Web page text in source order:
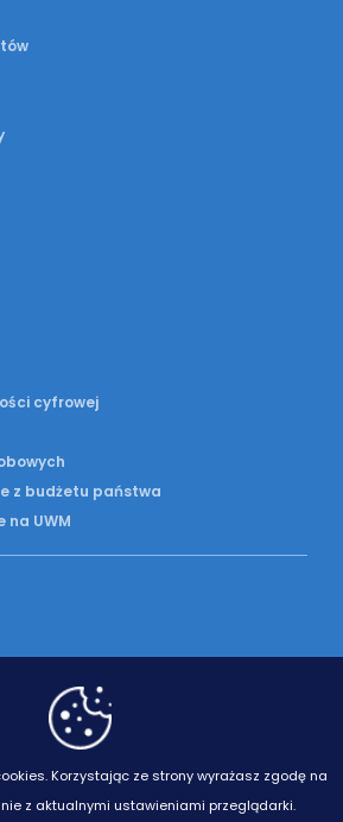
cyfrowej
z budżetu państwa
na UWM
Korzystając ze strony wyrażasz zgodę na
z aktualnymi ustawieniami przeglądarki.